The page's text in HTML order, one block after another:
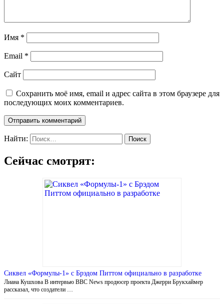
Имя *
Email *
Сайт
Сохранить моё имя, email и адрес сайта в этом браузере для
последующих моих комментариев.
Найти:
Сейчас смотрят:
Сиквел «Формулы-1» с Брэдом Питтом официально в разработке
Лиана Кушхова В интервью BBC News продюсер проекта Джерри Брукхаймер
рассказал, что создатели …